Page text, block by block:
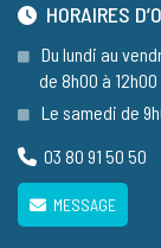
HORAIRES
Du lundi au
de 8h00 à 12h00
Le samedi de
03 80 91 50 50
MESSAGE